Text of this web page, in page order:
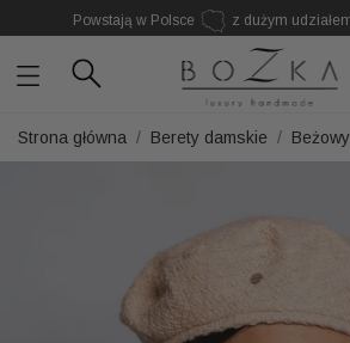
Powstają w Polsce z dużym
Twój znak rozpoznawczy. Nie kolejny
Strona główna Berety damskie